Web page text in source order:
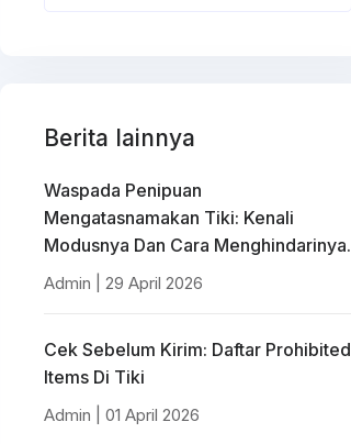
Berita lainnya
Waspada Penipuan
Mengatasnamakan Tiki: Kenali
Modusnya Dan Cara Menghindarinya.
Admin | 29 April 2026
Cek Sebelum Kirim: Daftar Prohibited
Items Di Tiki
Admin | 01 April 2026